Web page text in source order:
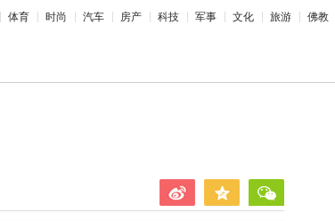
体育 时尚 汽车 房产 科技 军事 文化 旅游 佛教